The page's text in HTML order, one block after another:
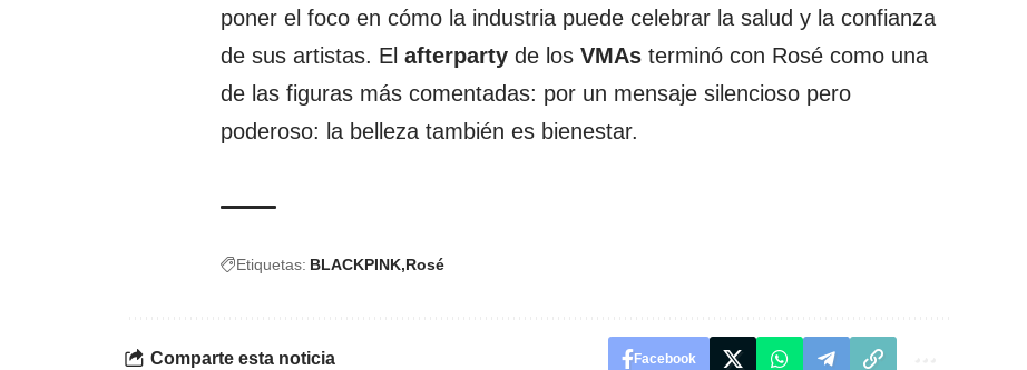
poner el foco en cómo la industria puede celebrar la salud y la confianza
de sus artistas. El afterparty de los VMAs terminó con Rosé como una
de las figuras más comentadas: por un mensaje silencioso pero
poderoso: la belleza también es bienestar.
Etiquetas: BLACKPINK Rosé
Comparte esta noticia Facebook